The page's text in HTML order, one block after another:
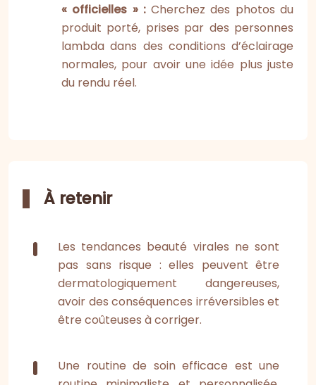
« officielles » :Cherchez des photos du
produit porté, prises par des personnes
lambda dans des conditions d’éclairage
normales, pour avoir une idée plus juste
du rendu réel.
À retenir
Les tendances beauté virales ne sont
pas sans risque : elles peuvent être
dermatologiquement dangereuses,
avoir des conséquences irréversibles et
être coûteuses à corriger.
Une routine de soin efficace est une